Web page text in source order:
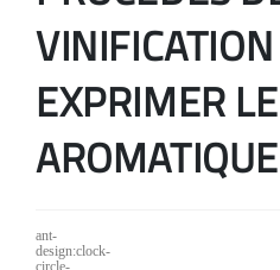
EXPRIMER